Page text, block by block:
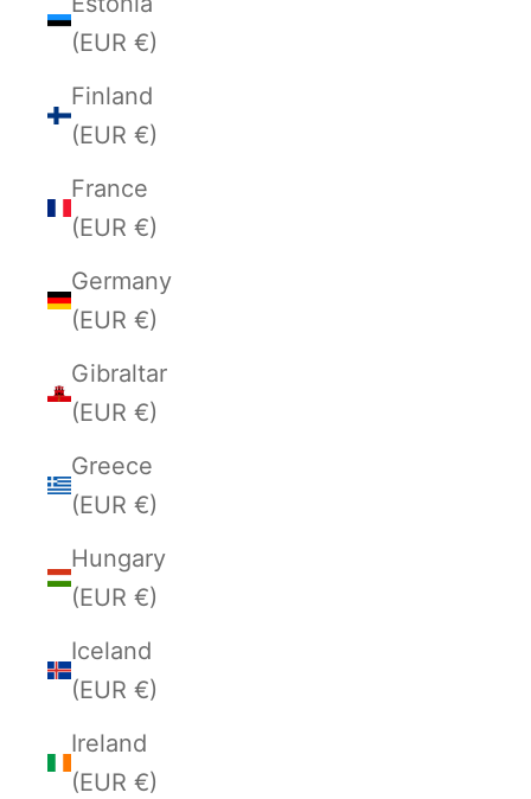
(EUR €)
Finland
(EUR €)
France
(EUR €)
Germany
(EUR €)
Gibraltar
(EUR €)
Greece
(EUR €)
Hungary
(EUR €)
Iceland
(EUR €)
Ireland
(EUR €)